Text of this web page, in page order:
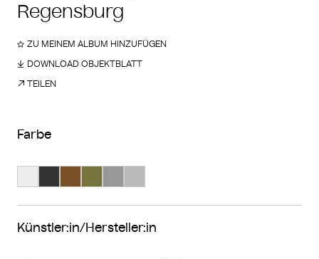
Regensburg
ZU MEINEM ALBUM HINZUFÜGEN
DOWNLOAD OBJEKTBLATT
TEILEN
Farbe
Künstler:in/Hersteller:in